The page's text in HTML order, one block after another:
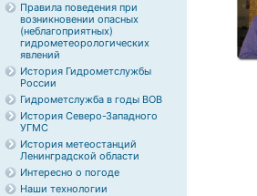
Правила поведения при
возникновении опасных
(неблагоприятных)
гидрометеорологических
явлений
История Гидрометслужбы
России
Гидрометслужба в годы ВОВ
История Северо-Западного
УГМС
История метеостанций
Ленинградской области
Интересно о погоде
Наши технологии